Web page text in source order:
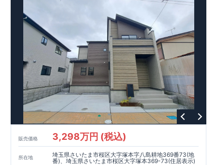
太陽光発電（フラットプラン）採用 月額サービス料
ホテルライクで実用的な洗面空間 （オープンサニタリーirodori
詳細ページへ）
家計にやさしい住宅性能
長期優良住宅 住宅ローン控除額の優遇、 固定資産税の減額期間
延長など 税制面でのメリットが受けられます。
耐震等級 ３ ＋制震ダンパー 建築基準法の1.5倍の耐震性。 地震保
険の割引（最大50％）対象です。
現地のご案内・資料請求 受付中​ ​■完成済みにつき、​実際の
建物・設備・間取りを​ 現地にてご確認いただけます。 ​
TEL
0120-44-1081
（9:30 18:30／火水曜休み）
スマートフォンで見やすい特設サイトはこちら
https://www.e-blooming.com/bukken/60075018/
販売価格 3,298万円 (税込)
所在地
埼玉県さいたま市桜区大字塚本字八島耕地369番73(地
番)、埼玉県さいたま市桜区大字塚本369-73(住居表示)